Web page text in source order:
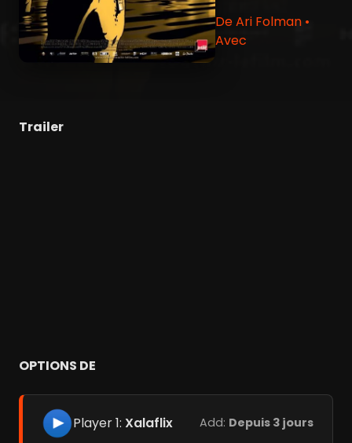
De Ari Folman •
Avec
Trailer
OPTIONS DE
Player 1: Xalaflix Add: Depuis 3 jours